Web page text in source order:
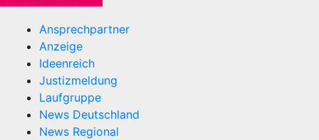
Ansprechpartner
Anzeige
Ideenreich
Justizmeldung
Laufgruppe
News Deutschland
News Regional